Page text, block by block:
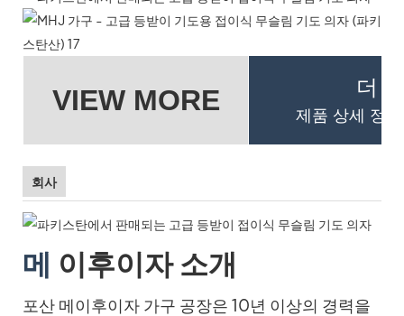
VIEW MORE 더
제품 상세 정
회사
메 이후이자 소개
포산 메이후이자 가구 공장은 10년 이상의 경력을